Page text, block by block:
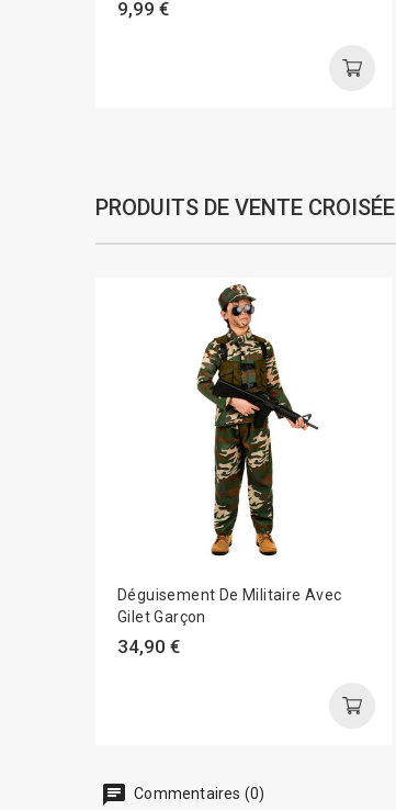
9,99 €
PRODUITS DE VENTE CROISÉE
Déguisement De Militaire Avec
Gilet Garçon
34,90 €
chat Commentaires (0)